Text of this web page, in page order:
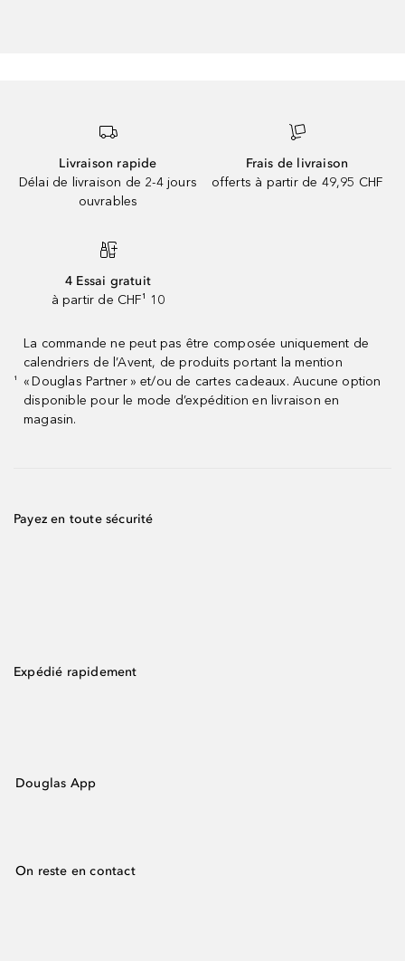
Livraison rapide
Délai de livraison de 2-4 jours
ouvrables
Frais de livraison
offerts à partir de 49,95 CHF
4 Essai gratuit
à partir de CHF¹ 10
¹
La commande ne peut pas être composée uniquement de
calendriers de l’Avent, de produits portant la mention
« Douglas Partner » et/ou de cartes cadeaux. Aucune option
disponible pour le mode d’expédition en livraison en
magasin.
Payez en toute sécurité
Expédié rapidement
Douglas App
On reste en contact